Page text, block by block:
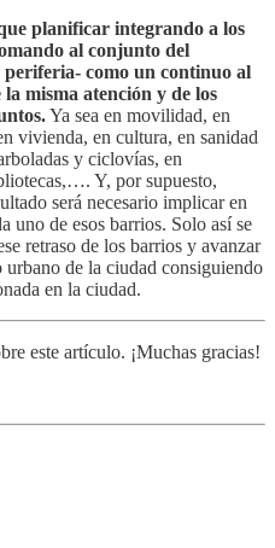
planificar integrando a los
al conjunto del
como un continuo al
misma atención y de los
Ya sea en movilidad, en
vivienda, en cultura, en sanidad
y ciclovías, en
Y, por supuesto,
será necesario implicar en
uno de esos barrios. Solo así se
retraso de los barrios y avanzar
de la ciudad consiguiendo
en la ciudad.
este artículo. ¡Muchas gracias!